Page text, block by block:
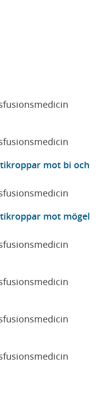
mot bi och
mot mögel